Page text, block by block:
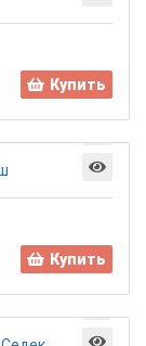
Купить
Купить